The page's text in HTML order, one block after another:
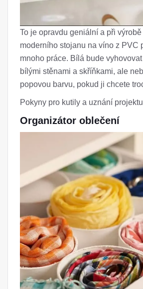
To je opravdu geniální a při
moderního stojanu na víno z PVC
mnoho práce. Bílá bude
bílými stěnami a skříňkami, ale
popovou barvu, pokud ji chcete
Pokyny pro kutily a uznání
Organizátor oblečení